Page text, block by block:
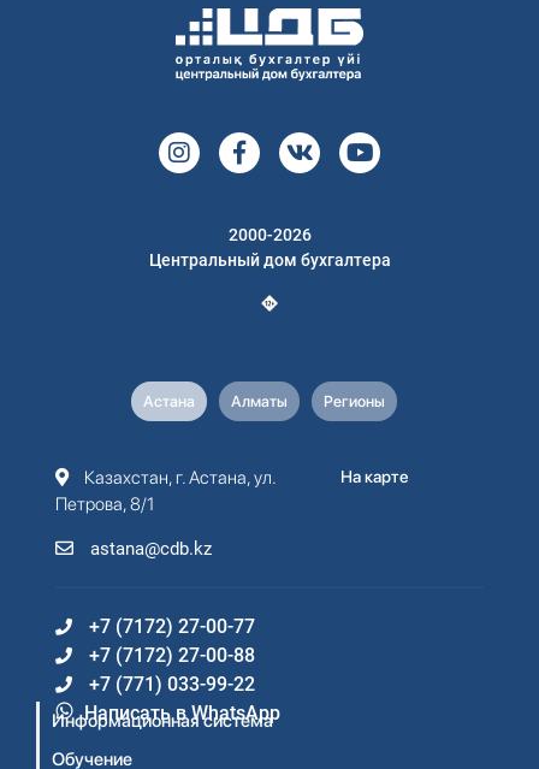
2000-2026
Центральный дом бухгалтера
Астана Алматы Регионы
Казахстан, г. Астана, ул.
Петрова, 8/1
astana@cdb.kz
На карте
+7 (7172) 27-00-77
+7 (7172) 27-00-88
+7 (771) 033-99-22
Написать в WhatsApp
Информационная система
Обучение